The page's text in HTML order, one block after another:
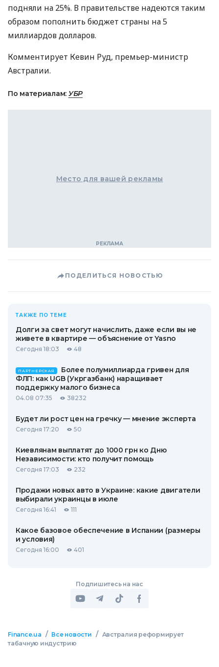
подняли на 25%. В правительстве надеются таким
образом пополнить бюджет страны на 5
миллиардов долларов.
Комментирует Кевин Руд, премьер-министр
Австралии.
По материалам: УБР
Место для вашей рекламы
ПОДЕЛИТЬСЯ НОВОСТЬЮ
ТАКЖЕ ПО ТЕМЕ
Долги за свет могут начислить, даже если вы не
живете в квартире — объяснение от Yasno
Сегодня 18:03 48
ПАРТНЕРСКАЯ
Более полумиллиарда гривен для
ФЛП: как UGB (Укргазбанк) наращивает
поддержку малого бизнеса
04.08 07:35 38232
Будет ли рост цен на гречку — мнение эксперта
Сегодня 17:20 50
Киевлянам выплатят до 1000 грн ко Дню
Независимости: кто получит помощь
Сегодня 17:03 232
Продажи новых авто в Украине: какие двигатели
выбирали украинцы в июле
Сегодня 16:41 111
Какое базовое обеспечение в Испании (размеры
и условия)
Сегодня 16:00 401
Подпишитесь на нас
Finance.ua / Все новости / Австралия реформирует
табачную индустрию